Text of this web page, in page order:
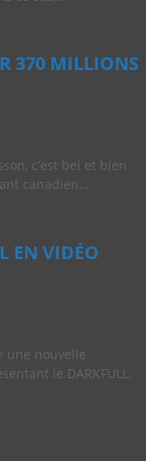
370 MILLIONS
c’est bel et bien
canadien…
EN VIDÉO
une nouvelle
le DARKFULL.